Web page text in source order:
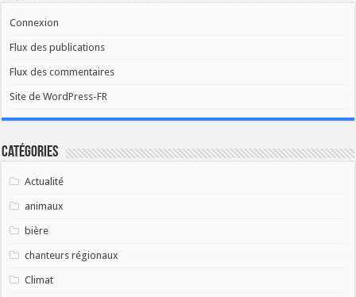
Connexion
Flux des publications
Flux des commentaires
Site de WordPress-FR
Catégories
Actualité
animaux
bière
chanteurs régionaux
Climat